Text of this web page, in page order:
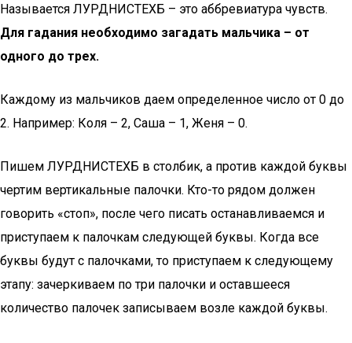
Называется ЛУРДНИСТЕХБ – это аббревиатура чувств.
Для гадания необходимо загадать мальчика – от
одного до трех.
Каждому из мальчиков даем определенное число от 0 до
2. Например: Коля – 2, Саша – 1, Женя – 0.
Пишем ЛУРДНИСТЕХБ в столбик, а против каждой буквы
чертим вертикальные палочки. Кто-то рядом должен
говорить «стоп», после чего писать останавливаемся и
приступаем к палочкам следующей буквы. Когда все
буквы будут с палочками, то приступаем к следующему
этапу: зачеркиваем по три палочки и оставшееся
количество палочек записываем возле каждой буквы.